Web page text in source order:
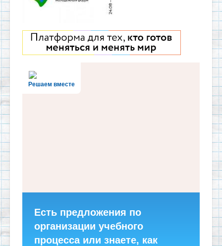
Решаем вместе
Есть предложения по
организации учебного
процесса или знаете, как